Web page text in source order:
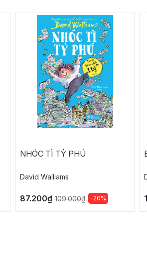
NHÓC TÌ TỶ PHÚ
David Walliams
87.200₫ 109.000₫ -20%